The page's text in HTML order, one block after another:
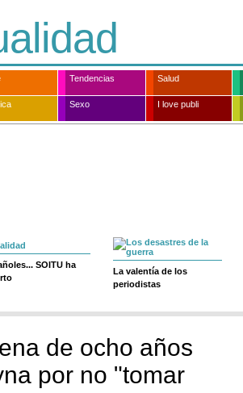
Tendencias Salud
Sexo I love publi
SOITU ha
La valentía de los
periodistas
de ocho años
por no "tomar